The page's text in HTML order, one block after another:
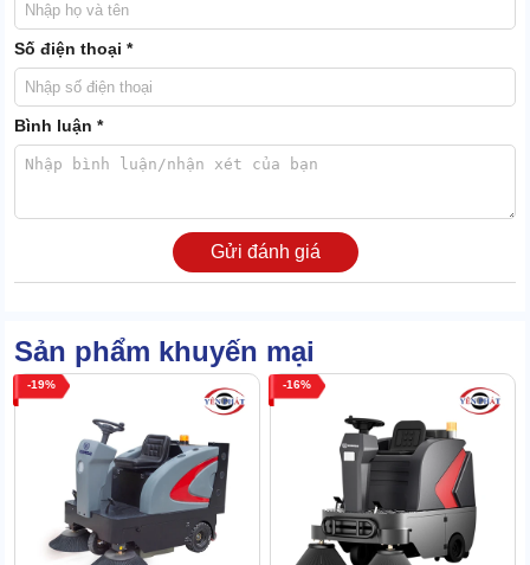
Máy có khả năng loại bỏ cả rác và bụi bẩn với hiệu suất lên tới
99,98%. Tất cả những rác thải và bụi thô, bụi tinh trong khu vực vệ
sinh đều được xe thu hồi.
Điều này là do xe trang bị hệ thống Flexible Footprint bàn chải đa
năng. Linh kiện trên ma sát tốt hơn với mặt sàn, không để bất kể
thành phần gây hại nào có thể “lọt lưới”.
Số điện thoại *
Bình luận *
Gửi đánh giá
Sản phẩm khuyến mại
19 16